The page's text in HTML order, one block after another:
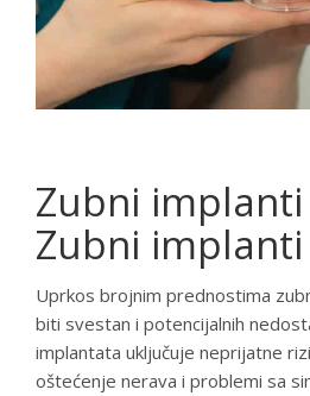
Zubni implanti
Zubni
Uprkos brojnim prednostima
biti svestan i potencijalnih
implantata uključuje neprijatne
oštećenje nerava i problemi sa